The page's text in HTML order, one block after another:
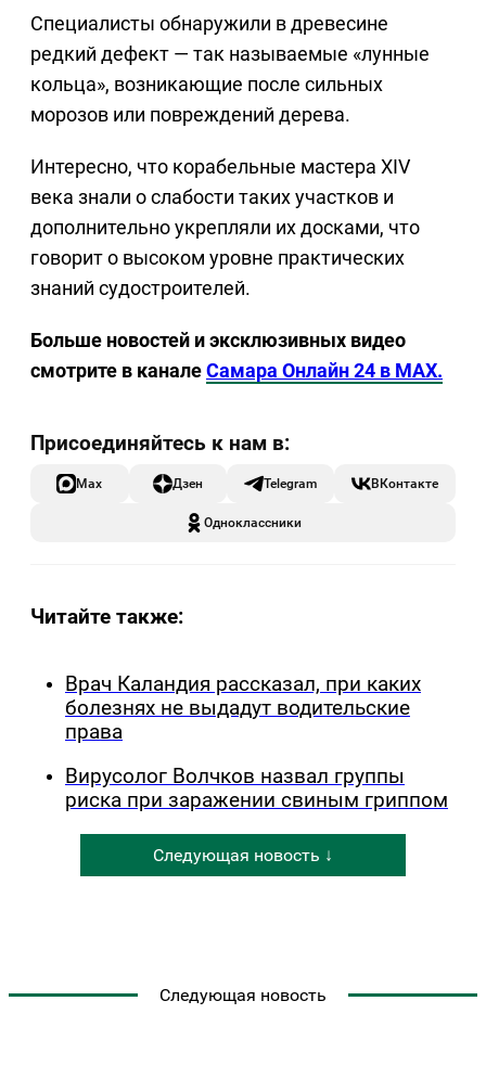
Специалисты обнаружили в древесине
редкий дефект — так называемые «лунные
кольца», возникающие после сильных
морозов или повреждений дерева.
Интересно, что корабельные мастера XIV
века знали о слабости таких участков и
дополнительно укрепляли их досками, что
говорит о высоком уровне практических
знаний судостроителей.
Больше новостей и эксклюзивных видео
смотрите в каналеСамара Онлайн 24 в MAX.
Max Дзен Telegram ВКонтакте
Одноклассники
Читайте также:
Врач Каландия рассказал, при каких
болезнях не выдадут водительские
права
Вирусолог Волчков назвал группы
риска при заражении свиным гриппом
Следующая новость ↓
Следующая новость